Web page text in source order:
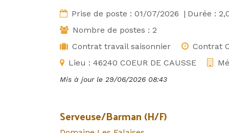
Prise de poste : 01/07/2026 | Durée :
Nombre de postes : 2
Contrat travail saisonnier
Contrat
Lieu : 46240 COEUR DE CAUSSE
Mis à jour le 29/06/2026 08:43
Serveuse/Barman (H/F)